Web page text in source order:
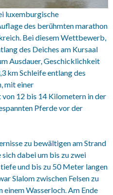
luxemburgische
des berühmten marathon
Bei diesem Wettbewerb,
des Deiches am Kursaal
Ausdauer, Geschicklichkeit
km Schleife entlang des
mit einer
12 bis 14 Kilometern in der
Pferde vor der
zu bewältigen am Strand
dabei um bis zu zwei
und bis zu 50 Meter langen
Slalom zwischen Felsen zu
einem Wasserloch. Am Ende